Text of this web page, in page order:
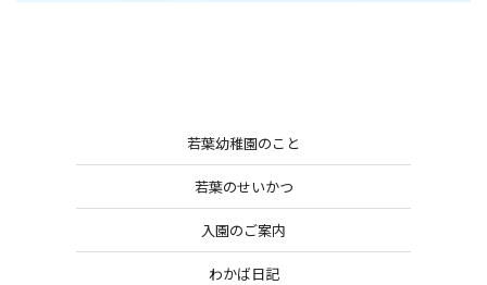
若葉幼稚園のこと
若葉のせいかつ
入園のご案内
わかば日記